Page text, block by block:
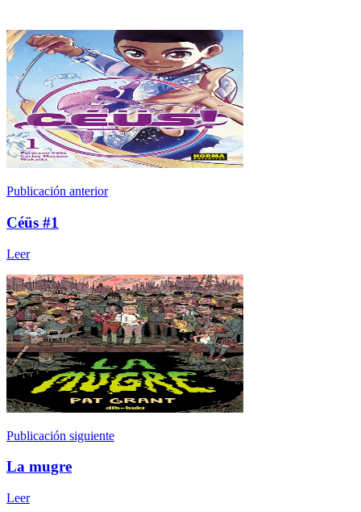
Publicación anterior
Céüs #1
Leer
Publicación siguiente
La mugre
Leer